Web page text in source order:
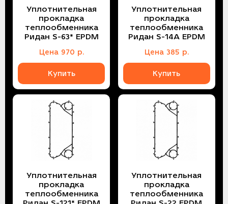
Уплотнительная
прокладка
теплообменника
Ридан S-63* EPDM
Цена 970 р.
Купить
Уплотнительная
прокладка
теплообменника
Ридан S-14A EPDM
Цена 385 р.
Купить
Уплотнительная
прокладка
теплообменника
Уплотнительная
прокладка
теплообменника